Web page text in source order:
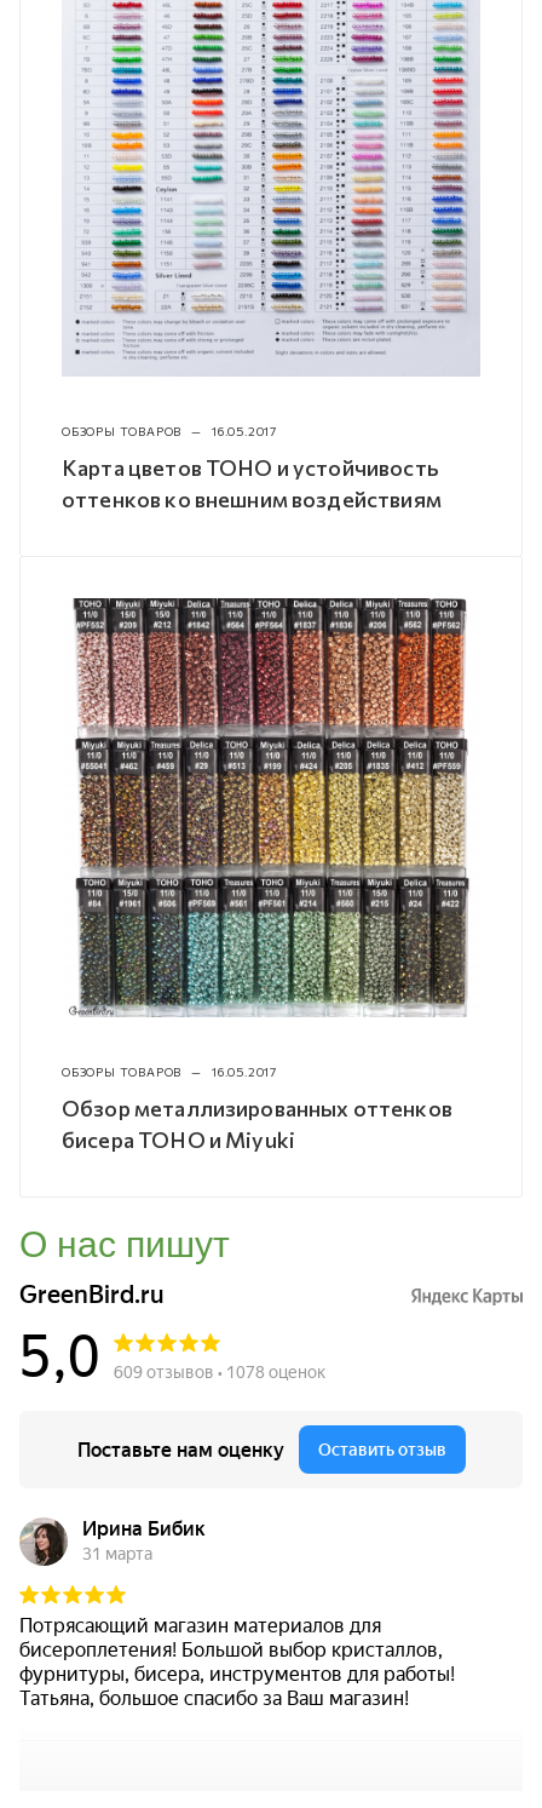
ОБЗОРЫ ТОВАРОВ — 16.05.2017
Карта цветов TOHO и устойчивость
оттенков ко внешним воздействиям
ОБЗОРЫ ТОВАРОВ — 16.05.2017
Обзор металлизированных оттенков
бисера TOHO и Miyuki
О нас пишут